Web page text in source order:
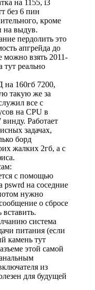
на 1155, i3
без 6 пин
кроме
на выдув.
пердолить это
апгрейда до
можно взять 2011-
реально
160гб 7200,
такую же за
все с
на CPU в
Работает
задачах,
борд
жалких 2гб, а с
с помощью
на соседние
нужно
о сбросе
система
питания (если
камень тут
этой самой
из
для будущей